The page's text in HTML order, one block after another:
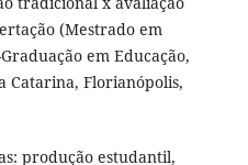
(Mestrado em
em Educação,
Catarina, Florianópolis,
produção estudantil,